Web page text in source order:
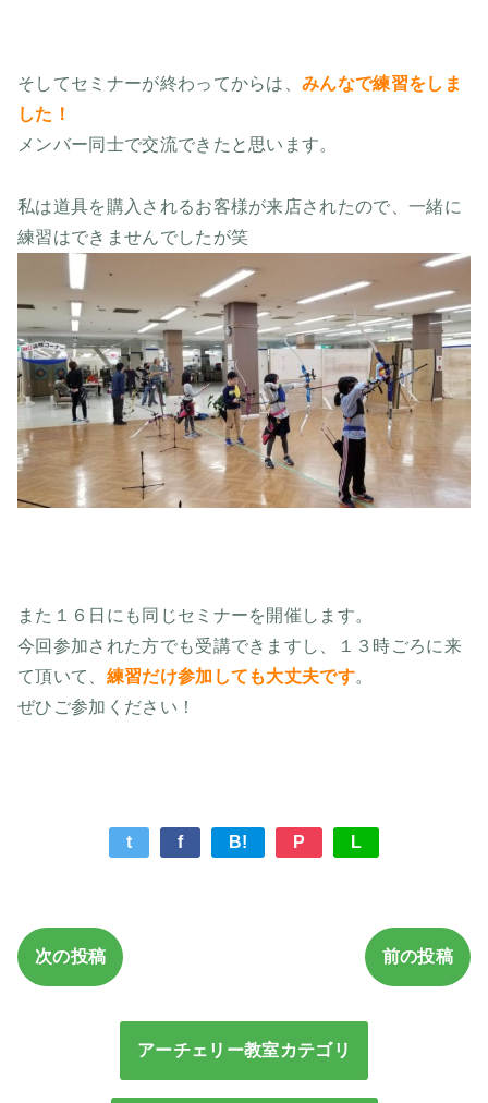
そしてセミナーが終わってからは、みんなで練習をしま
した！
メンバー同士で交流できたと思います。
私は道具を購入されるお客様が来店されたので、一緒に
練習はできませんでしたが笑
また１６日にも同じセミナーを開催します。
今回参加された方でも受講できますし、１３時ごろに来
て頂いて、 練習だけ参加しても大丈夫です。
ぜひご参加ください！
t f B! P L
次の投稿 前の投稿
アーチェリー教室カテゴリ